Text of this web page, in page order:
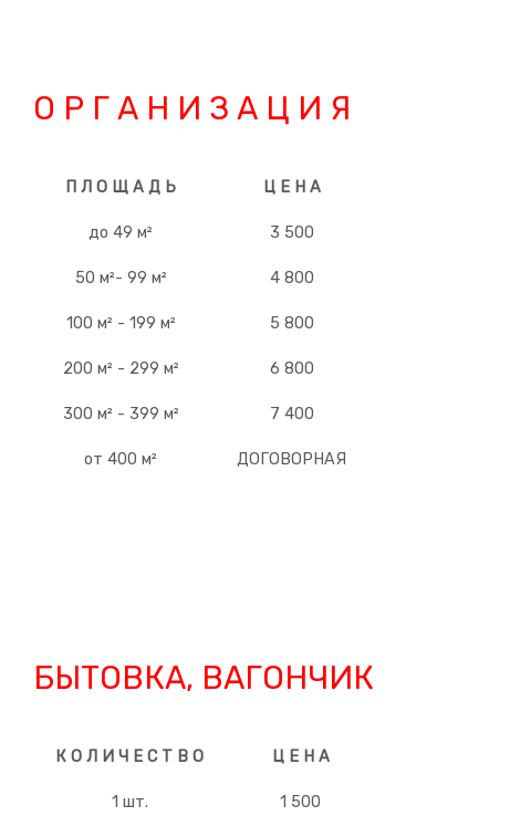
О Р Г А Н И З А Ц И Я
П Л О Щ А Д Ь Ц Е Н А
до 49 м² 3 500
50 м²- 99 м² 4 800
100 м² - 199 м² 5 800
200 м² - 299 м² 6 800
300 м² - 399 м² 7 400
от 400 м² ДОГОВОРНАЯ
БЫТОВКА, ВАГОНЧИК
К О Л И Ч Е С Т В О Ц Е Н А
1 шт. 1 500